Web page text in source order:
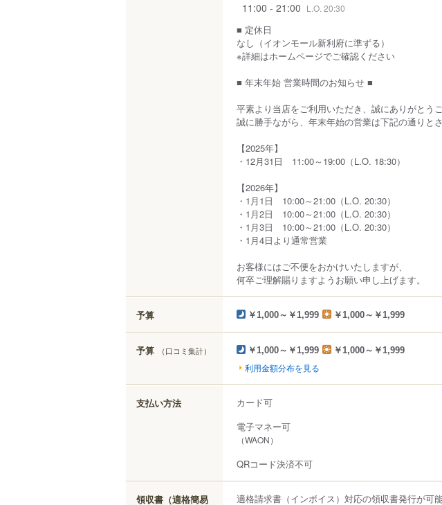
11:00 - 21:00 L.O. 20:30
■ 定休日
なし（イオンモール新利府に準ずる）
※詳細はホームページでご確認ください
■ 年末年始 営業時間のお知らせ ■
平素より当店をご利用いただき、誠にありがとうご
誠に勝手ながら、年末年始の営業は下記の通りと
【2025年】
・12月31日 11:00～19:00（L.O. 18:30）
【2026年】
・1月1日 10:00～21:00（L.O. 20:30）
・1月2日 10:00～21:00（L.O. 20:30）
・1月3日 10:00～21:00（L.O. 20:30）
・1月4日より通常営業
お客様にはご不便をおかけいたしますが、
何卒ご理解賜りますようお願い申し上げます。
予算 ￥1,000～￥1,999 ￥1,000～￥1,999
予算 （口コミ集計） ￥1,000～￥1,999 ￥1,000～￥1,999
利用金額分布を見る
支払い方法
カード可
電子マネー可
（WAON）
QRコード決済不可
領収書（適格簡易
適格請求書（インボイス）対応の領収書発行が可